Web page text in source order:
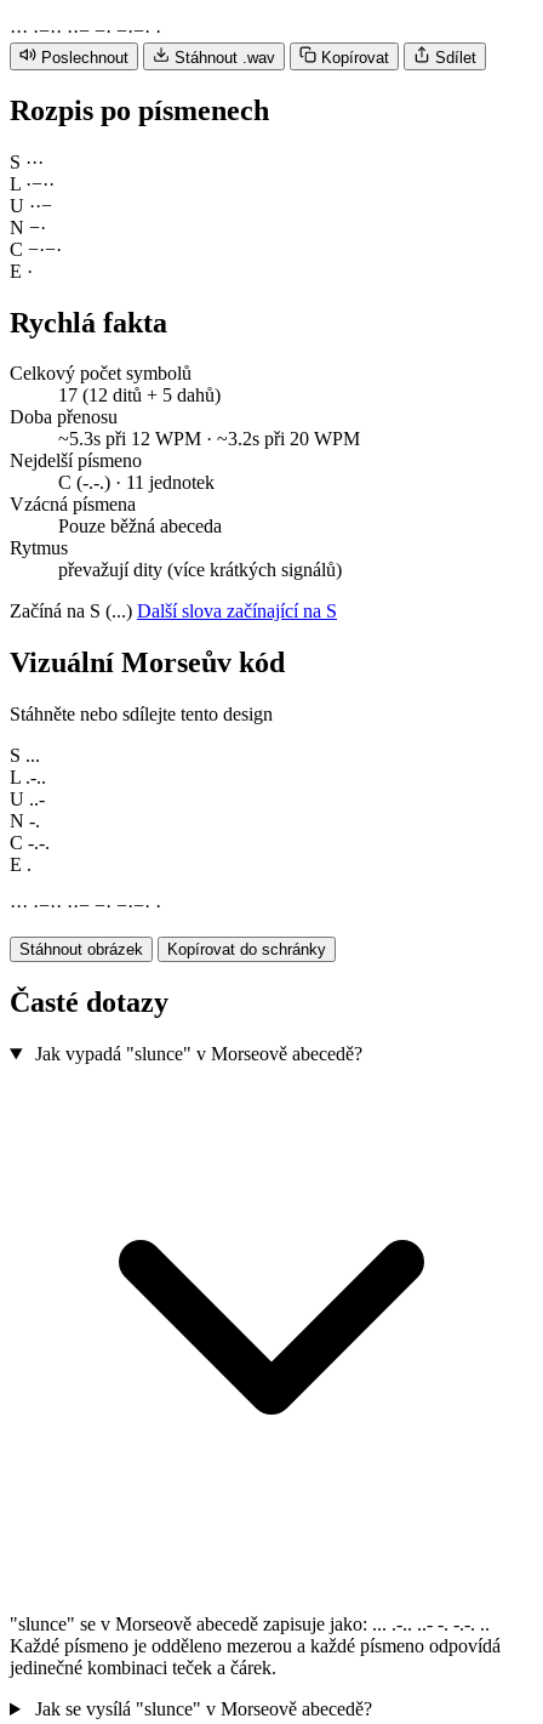
··· ·−·· ··− −· −·−· ·
Poslechnout Stáhnout .wav Kopírovat Sdílet
Rozpis po písmenech
S ···
L ·−··
U ··−
N −·
C −·−·
E ·
Rychlá fakta
Celkový počet symbolů
17 (12 ditů + 5 dahů)
Doba přenosu
~5.3s při 12 WPM · ~3.2s při 20 WPM
Nejdelší písmeno
C (-.-.) · 11 jednotek
Vzácná písmena
Pouze běžná abeceda
Rytmus
převažují dity (více krátkých signálů)
Začíná na S (...) Další slova začínající na S
Vizuální Morseův kód
Stáhněte nebo sdílejte tento design
S ...
L .-..
U ..-
N -.
C -.-.
E .
··· ·−·· ··− −· −·−· ·
Stáhnout obrázek Kopírovat do schránky
Časté dotazy
Jak vypadá "slunce" v Morseově abecedě?
"slunce" se v Morseově abecedě zapisuje jako: ... .-.. ..- -. -.-. ..
Každé písmeno je odděleno mezerou a každé písmeno odpovídá
jedinečné kombinaci teček a čárek.
Jak se vysílá "slunce" v Morseově abecedě?